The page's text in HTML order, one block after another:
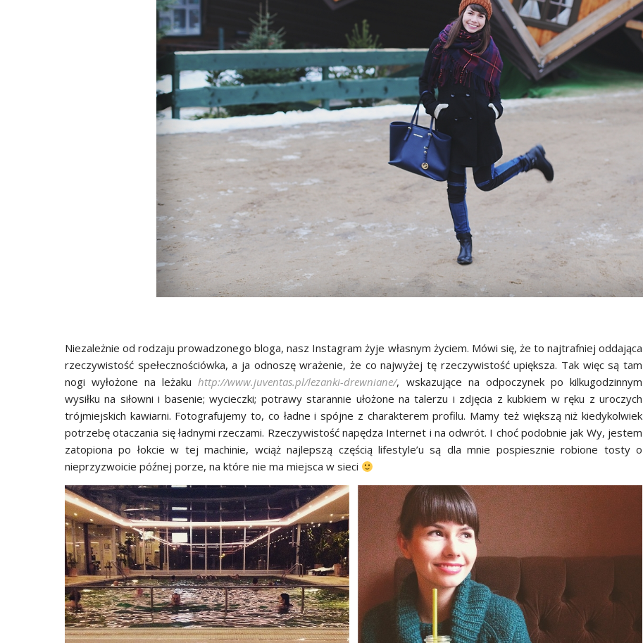
Niezależnie od rodzaju prowadzonego bloga, nasz Instagram żyje własnym życiem. Mówi się, że to najtrafniej oddająca
rzeczywistość spełecznościówka, a ja odnoszę wrażenie, że co najwyżej tę rzeczywistość upiększa. Tak więc są tam
nogi wyłożone na leżakuhttp://www.juventas.pl/lezanki-drewniane/, wskazujące na odpoczynek po kilkugodzinnym
wysiłku na siłowni i basenie; wycieczki; potrawy starannie ułożone na talerzu i zdjęcia z kubkiem w ręku z uroczych
trójmiejskich kawiarni. Fotografujemy to, co ładne i spójne z charakterem profilu. Mamy też większą niż kiedykolwiek
potrzebę otaczania się ładnymi rzeczami. Rzeczywistość napędza Internet i na odwrót. I choć podobnie jak Wy, jestem
zatopiona po łokcie w tej machinie, wciąż najlepszą częścią lifestyle’u są dla mnie pospiesznie robione tosty o
nieprzyzwoicie późnej porze, na które nie ma miejsca w sieci